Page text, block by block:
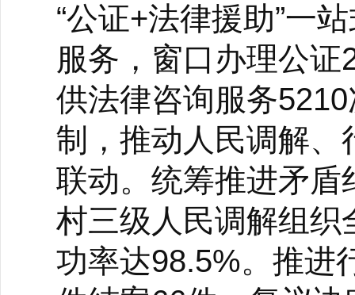
“公证+法律援助”一
服务，窗口办理公
供法律咨询服务
制，推动人民调解、
联动。统筹推进矛盾
村三级人民调解组织
功率达98.5%。推进